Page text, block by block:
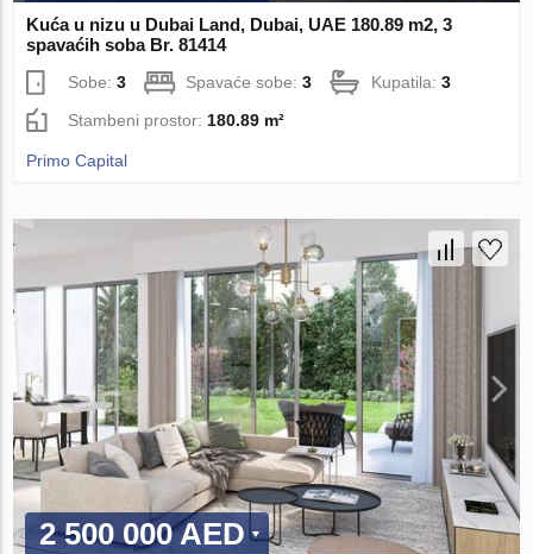
Kuća u nizu u Dubai Land, Dubai, UAE 180.89 m2, 3
spavaćih soba Br. 81414
Sobe:3 Spavaće sobe:3 Kupatila:3
Stambeni prostor: 180.89 m²
Primo Capital
2 500 000 AED